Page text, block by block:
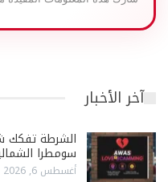
آخر الأخبار
الشرطة تفكك
سومطرا
أغسطس 6, 2026